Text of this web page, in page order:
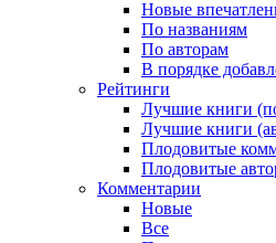
Новые
По названиям
По авторам
В порядке
Рейтинги
Лучшие книги
Лучшие книги
Плодовитые
Плодовитые
Комментарии
Новые
Все